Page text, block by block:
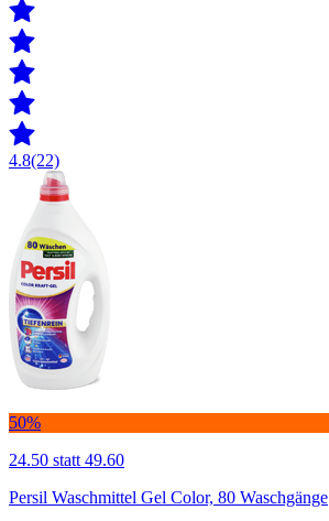
4.8(22)
50%
24.50 statt 49.60
Persil Waschmittel Gel Color, 80 Waschgänge